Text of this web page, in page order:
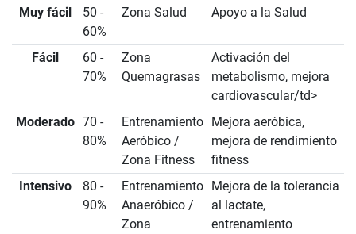
Muy fácil
50 -
60%
Zona Salud Apoyo a la Salud
Fácil
60 -
70%
Zona
Quemagrasas
Activación del
metabolismo, mejora
cardiovascular/td>
Moderado 70 -
80%
Entrenamiento
Aeróbico /
Zona Fitness
Mejora aeróbica,
mejora de rendimiento
fitness
Intensivo
80 -
90%
Entrenamiento
Anaeróbico /
Zona
Mejora de la tolerancia
al lactate,
entrenamiento